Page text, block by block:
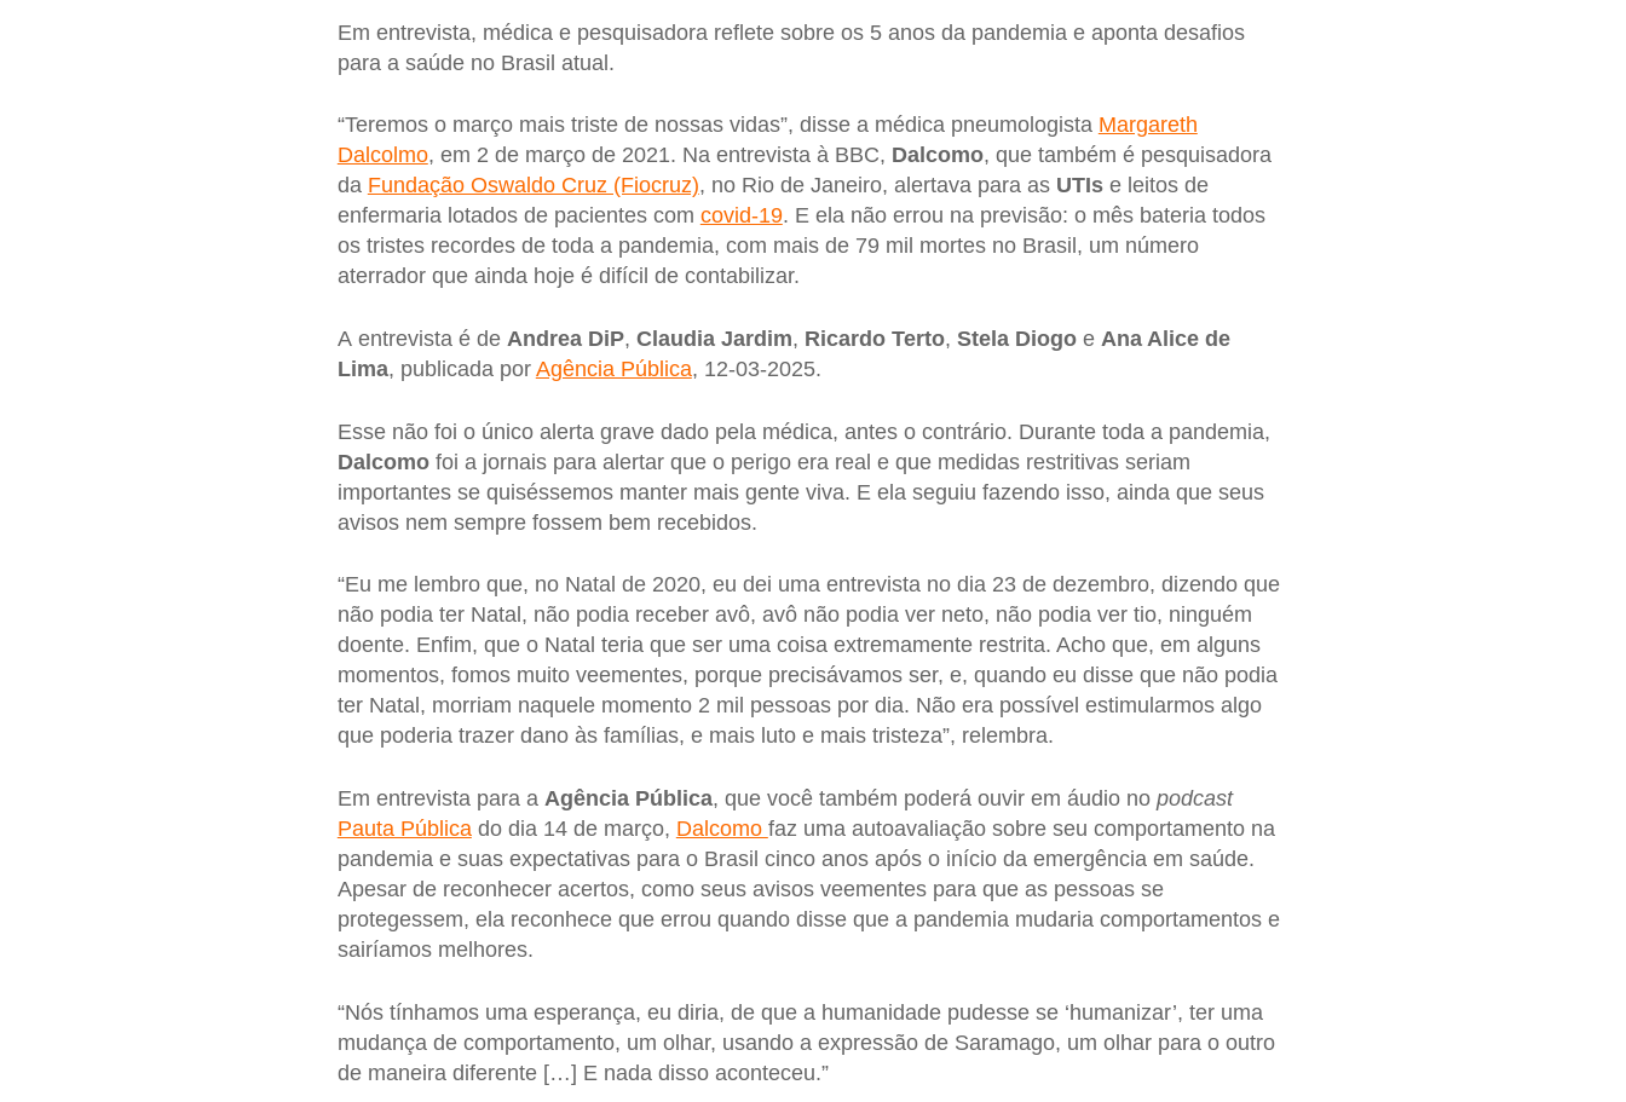
Em entrevista, médica e pesquisadora reflete sobre os 5 anos da pandemia e aponta desafios
para a saúde no Brasil atual.
“Teremos o março mais triste de nossas vidas”, disse a médica pneumologista Margareth
Dalcolmo, em 2 de março de 2021. Na entrevista à BBC, Dalcomo, que também é pesquisadora
da Fundação Oswaldo Cruz (Fiocruz), no Rio de Janeiro, alertava para as UTIse leitos de
enfermaria lotados de pacientes com covid-19. E ela não errou na previsão: o mês bateria todos
os tristes recordes de toda a pandemia, com mais de 79 mil mortes no Brasil, um número
aterrador que ainda hoje é difícil de contabilizar.
A entrevista é de Andrea DiP, Claudia Jardim, Ricardo Terto, Stela Diogo e Ana Alice de
Lima, publicada por Agência Pública, 12-03-2025.
Esse não foi o único alerta grave dado pela médica, antes o contrário. Durante toda a pandemia,
Dalcomofoi a jornais para alertar que o perigo era real e que medidas restritivas seriam
importantes se quiséssemos manter mais gente viva. E ela seguiu fazendo isso, ainda que seus
avisos nem sempre fossem bem recebidos.
“Eu me lembro que, no Natal de 2020, eu dei uma entrevista no dia 23 de dezembro, dizendo que
não podia ter Natal, não podia receber avô, avô não podia ver neto, não podia ver tio, ninguém
doente. Enfim, que o Natal teria que ser uma coisa extremamente restrita. Acho que, em alguns
momentos, fomos muito veementes, porque precisávamos ser, e, quando eu disse que não podia
ter Natal, morriam naquele momento 2 mil pessoas por dia. Não era possível estimularmos algo
que poderia trazer dano às famílias, e mais luto e mais tristeza”, relembra.
Em entrevista para a Agência Pública, que você também poderá ouvir em áudio no podcast
Pauta Públicado dia 14 de março, Dalcomo faz uma autoavaliação sobre seu comportamento na
pandemia e suas expectativas para o Brasil cinco anos após o início da emergência em saúde.
Apesar de reconhecer acertos, como seus avisos veementes para que as pessoas se
protegessem, ela reconhece que errou quando disse que a pandemia mudaria comportamentos e
sairíamos melhores.
“Nós tínhamos uma esperança, eu diria, de que a humanidade pudesse se ‘humanizar’, ter uma
mudança de comportamento, um olhar, usando a expressão de Saramago, um olhar para o outro
de maneira diferente […] E nada disso aconteceu.”